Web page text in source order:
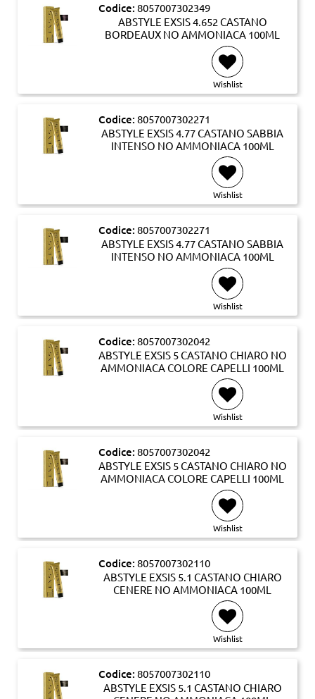
Codice: 8057007302349
ABSTYLE EXSIS 4.652 CASTANO
BORDEAUX NO AMMONIACA 100ML
Wishlist
Codice: 8057007302271
ABSTYLE EXSIS 4.77 CASTANO SABBIA
INTENSO NO AMMONIACA 100ML
Wishlist
Codice: 8057007302271
ABSTYLE EXSIS 4.77 CASTANO SABBIA
INTENSO NO AMMONIACA 100ML
Wishlist
Codice: 8057007302042
ABSTYLE EXSIS 5 CASTANO CHIARO NO
AMMONIACA COLORE CAPELLI 100ML
Wishlist
Codice: 8057007302042
ABSTYLE EXSIS 5 CASTANO CHIARO NO
AMMONIACA COLORE CAPELLI 100ML
Wishlist
Codice: 8057007302110
ABSTYLE EXSIS 5.1 CASTANO CHIARO
CENERE NO AMMONIACA 100ML
Wishlist
Codice: 8057007302110
ABSTYLE EXSIS 5.1 CASTANO CHIARO